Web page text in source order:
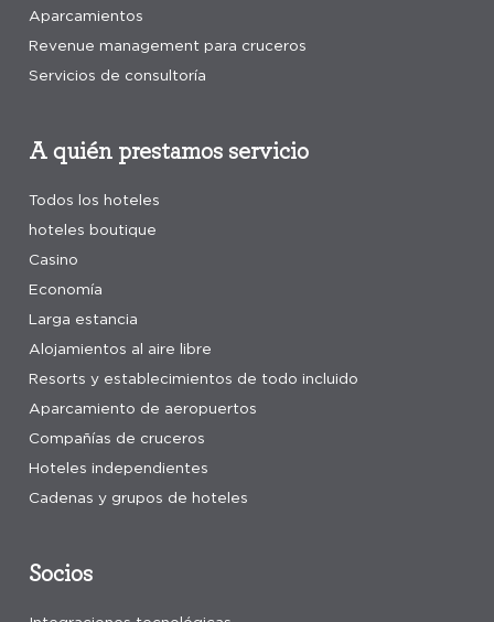
Aparcamientos
Revenue management para cruceros
Servicios de consultoría
A quién prestamos servicio
Todos los hoteles
hoteles boutique
Casino
Economía
Larga estancia
Alojamientos al aire libre
Resorts y establecimientos de todo incluido
Aparcamiento de aeropuertos
Compañías de cruceros
Hoteles independientes
Cadenas y grupos de hoteles
Socios